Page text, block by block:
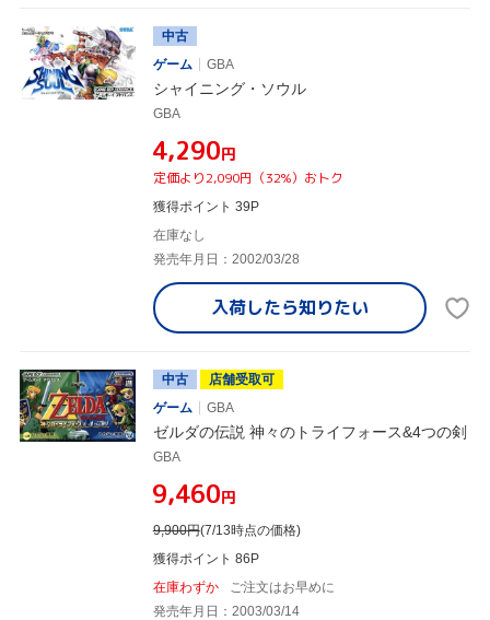
中古
ゲーム
GBA
シャイニング・ソウル
GBA
¥4,290円
定価より2,090円（32%）おトク
獲得ポイント 39P
在庫なし
発売年月日：2002/03/28
入荷したら知りたい
中古
店舗受取可
ゲーム
GBA
ゼルダの伝説 神々のトライフォース&4つの剣
GBA
¥9,460円
9,900円(7/13時点の価格)
獲得ポイント 86P
在庫わずか
ご注文はお早めに
発売年月日：2003/03/14